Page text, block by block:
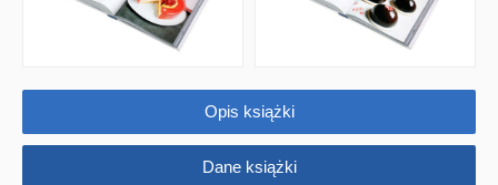
Opis książki
Dane książki